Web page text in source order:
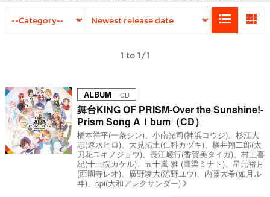
1 to 1/1
ALBUM ｜ CD
舞台KING OF PRISM-Over the Sunshine!-
Prism Song Aｌbum（CD）
橋本祥平(一条シン)、小南光司(神浜コウジ)、杉江大
志(速水ヒロ)、大見拓土(仁科カヅキ)、横井翔二郎(太
刀花ユキノジョウ)、長江崚行(香賀美タイガ)、村上喜
紀(十王院カケル)、五十嵐 雅 (鷹梁ミナト)、星元裕月
(西園寺レオ)、廣野凌大(涼野ユウ)、内藤大希(如月ル
ヰ)、spi(大和アレクサンダー)